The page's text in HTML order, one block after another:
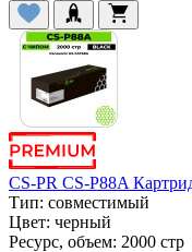
CS-PR CS-P88A
Тип: совместимый
Цвет: черный
Ресурс, объем: 2000 стр